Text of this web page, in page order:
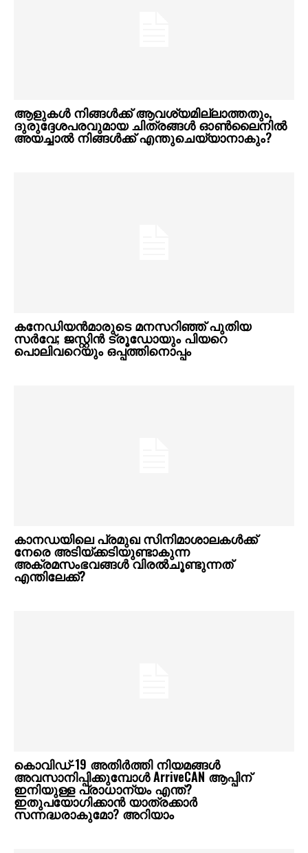
ആളുകൾ നിങ്ങൾക്ക് ആവശ്യമില്ലാത്തതും,
ദുരുദ്ദേശപരവുമായ ചിത്രങ്ങൾ ഓൺലൈനിൽ
അയച്ചാൽ നിങ്ങൾക്ക് എന്തുചെയ്യാനാകും?
കനേഡിയൻമാരുടെ മനസറിഞ്ഞ് പുതിയ
സർവേ; ജസ്റ്റിൻ ട്രൂഡോയും പിയറെ
പൊലിവറെയും ഒപ്പത്തിനൊപ്പം
കാനഡയിലെ പ്രമുഖ സിനിമാശാലകൾക്ക്
നേരെ അടിയ്ക്കടിയുണ്ടാകുന്ന
അക്രമസംഭവങ്ങൾ വിരൽചൂണ്ടുന്നത്
എന്തിലേക്ക്?
കൊവിഡ്-19 അതിർത്തി നിയമങ്ങൾ
അവസാനിപ്പിക്കുമ്പോൾ ArriveCAN ആപ്പിന്
ഇനിയുള്ള പ്രാധാന്യം എന്ത്?
ഇതുപയോഗിക്കാൻ യാത്രക്കാർ
സന്നദ്ധരാകുമോ? അറിയാം